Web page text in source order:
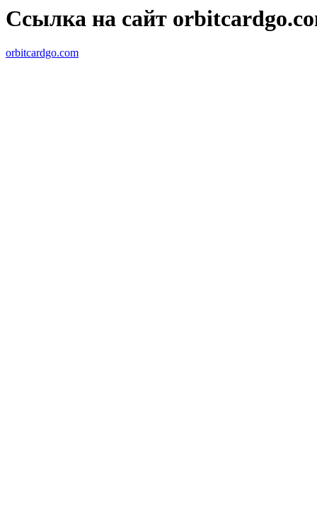
Ссылка на сайт
orbitcardgo.com